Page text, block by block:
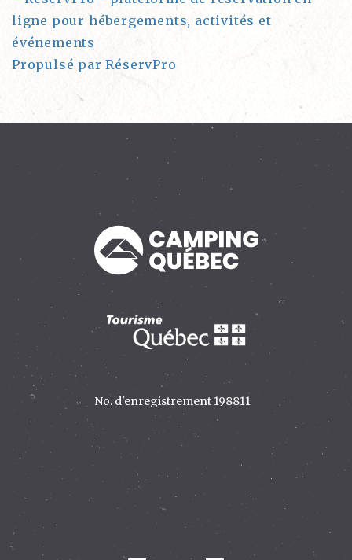
Propulsé par RéservPro